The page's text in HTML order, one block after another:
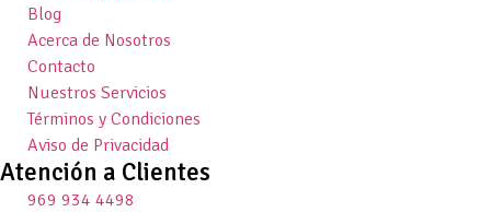
Blog
Acerca de Nosotros
Contacto
Nuestros Servicios
Términos y Condiciones
Aviso de Privacidad
Atención a Clientes
969 934 4498